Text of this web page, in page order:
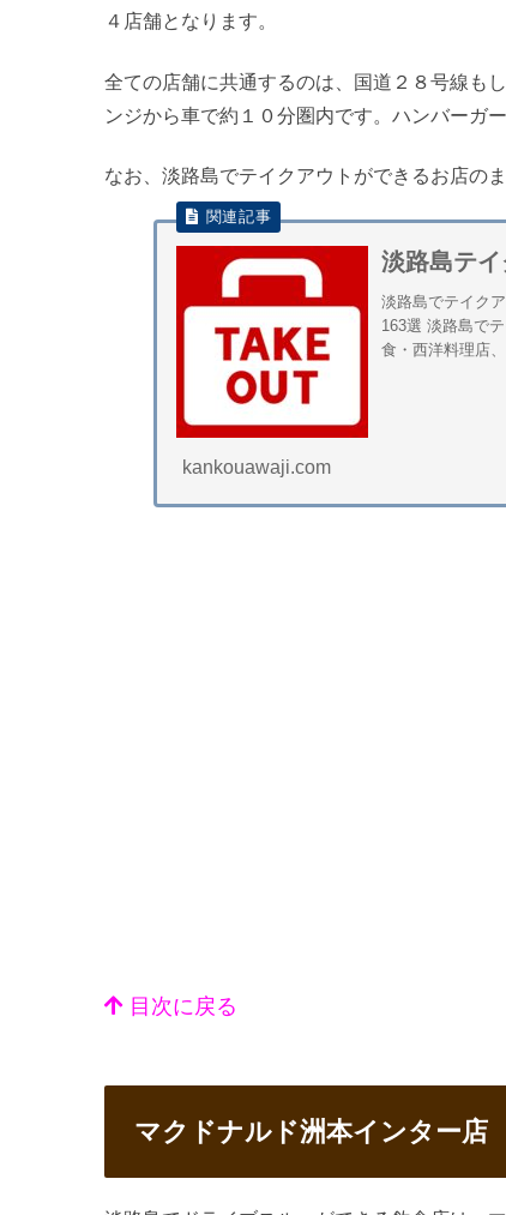
４店舗となります。
全ての店舗に共通するのは、国道２８号線も
ンジから車で約１０分圏内です。ハンバーガ
なお、淡路島でテイクアウトができるお店の
淡路島テ
淡路島でテイク
163選 淡路島で
食・西洋料理店
kankouawaji.com
目次に戻る
マクドナルド洲本インター店